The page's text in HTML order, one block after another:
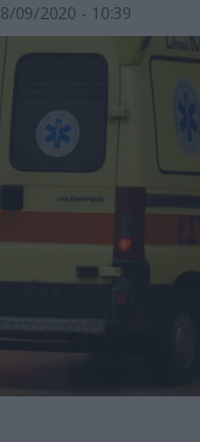
09/2020 - 10:39